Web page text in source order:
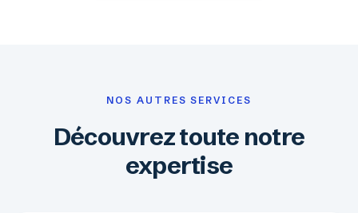
NOS AUTRES SERVICES
Découvrez toute notre
expertise